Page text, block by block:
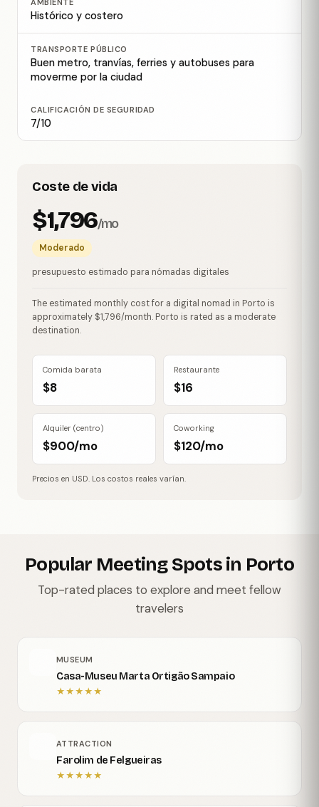
AMBIENTE
Histórico y costero
TRANSPORTE PÚBLICO
Buen metro, tranvías, ferries y autobuses para
moverme por la ciudad
CALIFICACIÓN DE SEGURIDAD
7/10
Coste de vida
$1,796/mo
Moderado
presupuesto estimado para nómadas digitales
The estimated monthly cost for a digital nomad in Porto is
approximately $1,796/month. Porto is rated as a moderate
destination.
Comida barata
$8
Restaurante
$16
Alquiler (centro)
$900/mo
Coworking
$120/mo
Precios en USD. Los costos reales varían.
Popular Meeting Spots in Porto
Top-rated places to explore and meet fellow
travelers
MUSEUM
Casa-Museu Marta Ortigão Sampaio
★★★★★
ATTRACTION
Farolim de Felgueiras
★★★★★